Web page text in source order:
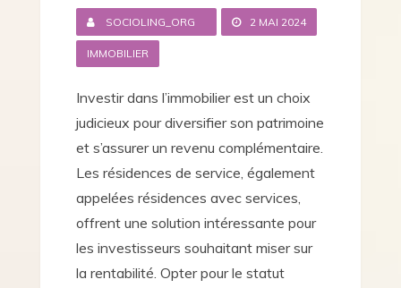
SOCIOLING_ORG 2 MAI 2024
IMMOBILIER
Investir dans l’immobilier est un choix
judicieux pour diversifier son patrimoine
et s’assurer un revenu complémentaire.
Les résidences de service, également
appelées résidences avec services,
offrent une solution intéressante pour
les investisseurs souhaitant miser sur
la rentabilité. Opter pour le statut